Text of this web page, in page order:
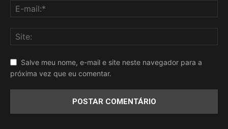
Salve meu nome, e-mail e site neste navegador para a
próxima vez que eu comentar.